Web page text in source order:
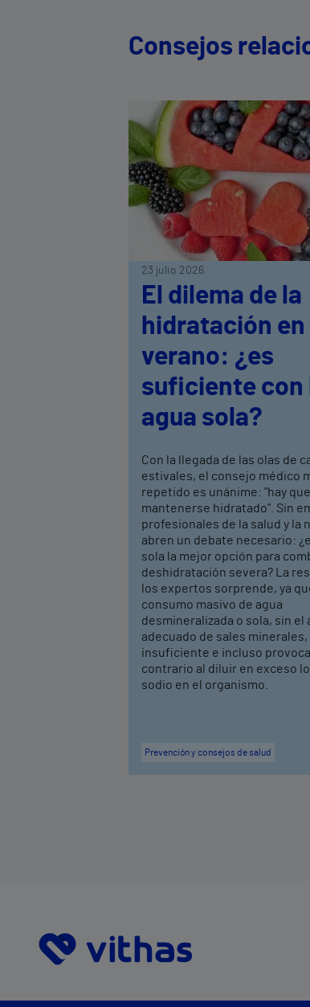
Consejos
23 julio 2026
El dilema de la
hidratación en
verano: ¿es
suficiente con
agua sola?
Con la llegada de las olas de
estivales, el consejo médico
repetido es unánime: "hay que
mantenerse hidratado". Sin
profesionales de la salud y la
abren un debate necesario:
sola la mejor opción para
deshidratación severa? La
los expertos sorprende, ya
consumo masivo de agua
desmineralizada o sola, sin el
adecuado de sales
insuficiente e incluso
contrario al diluir en exceso
sodio en el organismo.
Prevención y consejos de salud